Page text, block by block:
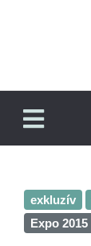
exkluzív
Expo 2015